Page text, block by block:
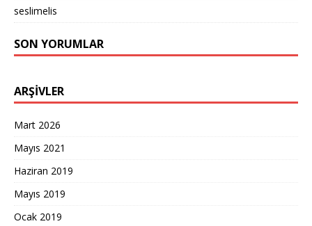
seslimelis
SON YORUMLAR
ARŞIVLER
Mart 2026
Mayıs 2021
Haziran 2019
Mayıs 2019
Ocak 2019